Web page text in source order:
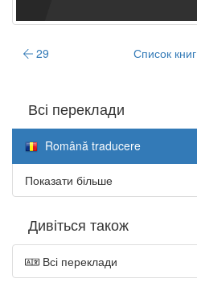
29 Список книг
Всі переклади
Română traducere
Показати більше
Дивіться також
Всі переклади